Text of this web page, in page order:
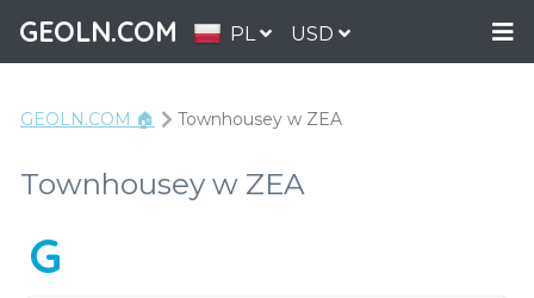
GEOLN.COM PL USD
GEOLN.COM 🏠 Townhousey w ZEA
Townhousey w ZEA
G